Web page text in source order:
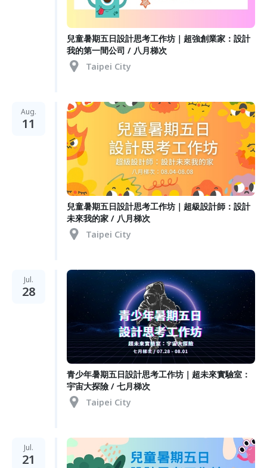
兒童暑期五日設計思考工作坊｜超強創業家：設計
我的第一間公司 / 八月梯次
Taipei City
Aug.
11
兒童暑期五日設計思考工作坊｜超級設計師：設計
未來我的家 / 八月梯次
Taipei City
Jul.
28
青少年暑期五日設計思考工作坊｜超未來實驗室：
宇宙大探險 / 七月梯次
Taipei City
Jul.
21